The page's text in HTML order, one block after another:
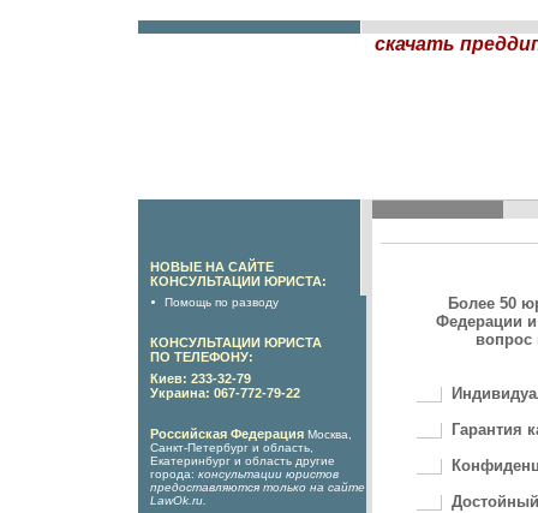
скачать
НОВЫЕ НА САЙТЕ
КОНСУЛЬТАЦИИ ЮРИСТА:
Помощь по разводу
КОНСУЛЬТАЦИИ ЮРИСТА
ПО ТЕЛЕФОНУ:
Киев: 233-32-79
Украина: 067-772-79-22
Российская Федерация Москва,
Санкт-Петербург и область,
Екатеринбург и область другие
города: консультации юристов
предоставляются только на сайте
LawOk.ru
Более 50
Федерации
вопрос
Гарантия